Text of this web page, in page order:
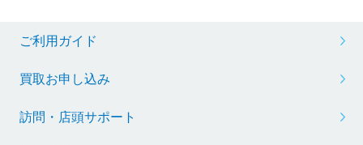
ご利用ガイド
買取お申し込み
訪問・店頭サポート